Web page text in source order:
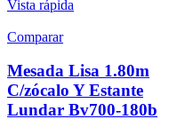
Vista rápida
Comparar
Mesada Lisa 1.80m
C/zócalo Y Estante
Lundar Bv700-180b